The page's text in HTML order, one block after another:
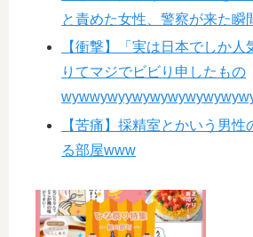
と責めた女性、警察が来た瞬
【衝撃】「実は日本でしか人
りてマジでビビり申したもの
【苦痛】採精室とかいう男
る部屋www